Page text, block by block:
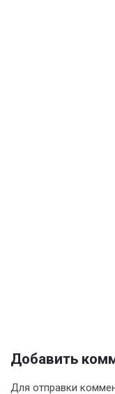
Добавить
Для отправки